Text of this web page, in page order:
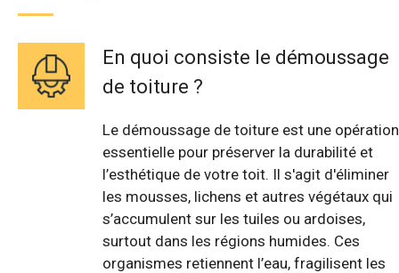
En quoi consiste le démoussage
de toiture ?
Le démoussage de toiture est une opération
essentielle pour préserver la durabilité et
l’esthétique de votre toit. Il s'agit d'éliminer
les mousses, lichens et autres végétaux qui
s’accumulent sur les tuiles ou ardoises,
surtout dans les régions humides. Ces
organismes retiennent l’eau, fragilisent les